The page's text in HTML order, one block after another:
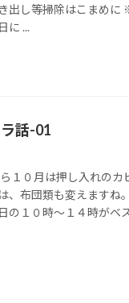
し等掃除はこまめに
に ...
話-01
１０月は押し入れの
、布団類も変えます
の１０時～１４時が